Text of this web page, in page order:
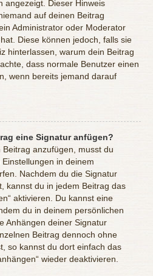
angezeigt. Dieser Hinweis
auf deinen Beitrag
Administrator oder Moderator
Diese können jedoch, falls sie
hinterlassen, warum dein Beitrag
dass normale Benutzer einen
wenn bereits jemand darauf
eine Signatur anfügen?
anzufügen, musst du
in deinem
Nachdem du die Signatur
kannst du in jedem Beitrag das
aktivieren. Du kannst eine
du in deinem persönlichen
Anhängen deiner Signatur
Beitrag dennoch ohne
so kannst du dort einfach das
wieder deaktivieren.